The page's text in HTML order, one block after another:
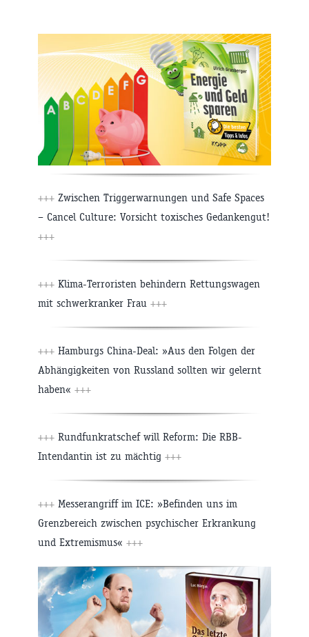
+++ Zwischen Triggerwarnungen und Safe Spaces
– Cancel Culture: Vorsicht toxisches Gedankengut!
+++
+++ Klima-Terroristen behindern Rettungswagen
mit schwerkranker Frau +++
+++ Hamburgs China-Deal: »Aus den Folgen der
Abhängigkeiten von Russland sollten wir gelernt
haben« +++
+++ Rundfunkratschef will Reform: Die RBB-
Intendantin ist zu mächtig +++
+++ Messerangriff im ICE: »Befinden uns im
Grenzbereich zwischen psychischer Erkrankung
und Extremismus« +++